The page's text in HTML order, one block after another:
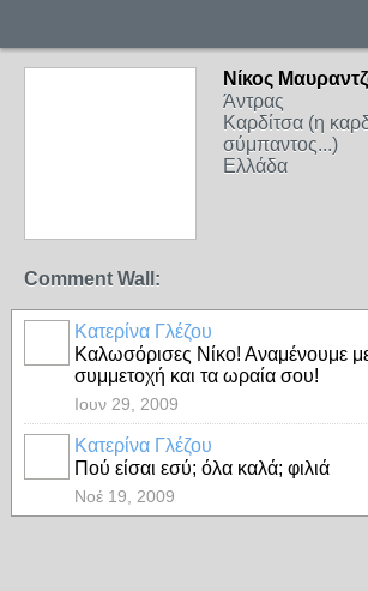
Νίκος
Άντρας
Καρδίτσα (η
σύμπαντος...)
Ελλάδα
Comment Wall:
Κατερίνα Γλέζου
Καλωσόρισες Νίκο! Αναμένουμε
συμμετοχή και τα ωραία σου!
Ιουν 29, 2009
Κατερίνα Γλέζου
Πού είσαι εσύ; όλα καλά; φιλιά
Νοέ 19, 2009